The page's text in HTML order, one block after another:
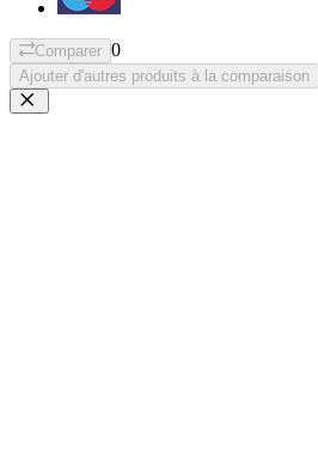
Comparer 0
Ajouter d'autres produits à la comparaison